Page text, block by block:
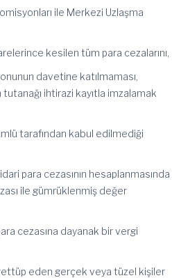
ile Merkezi Uzlaşma
kesilen tüm para cezalarını,
davetine katılmaması,
ihtirazi kayıtla imzalamak
tarafından kabul edilmediği
para cezasının hesaplanmasında
ile gümrüklenmiş değer
cezasına dayanak bir vergi
eden gerçek veya tüzel kişiler